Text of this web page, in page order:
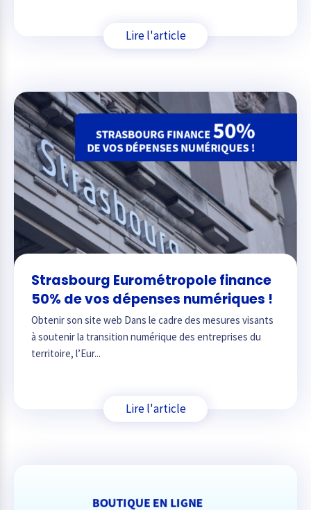
Lire l'article
Strasbourg Eurométropole finance
50% de vos dépenses numériques !
Obtenir son site web Dans le cadre des mesures visants
à soutenir la transition numérique des entreprises du
territoire, l’Eur...
Lire l'article